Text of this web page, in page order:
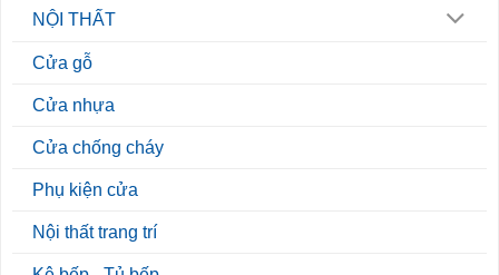
NỘI THẤT
Cửa gỗ
Cửa nhựa
Cửa chống cháy
Phụ kiện cửa
Nội thất trang trí